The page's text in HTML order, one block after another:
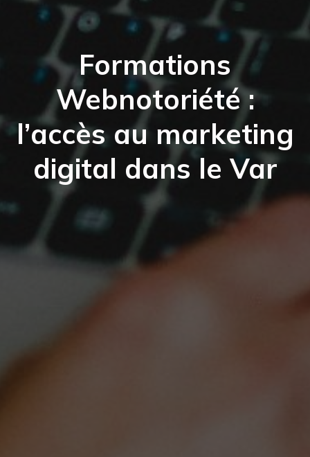
Formations
Webnotoriété :
l’accès au marketing
digital dans le Var